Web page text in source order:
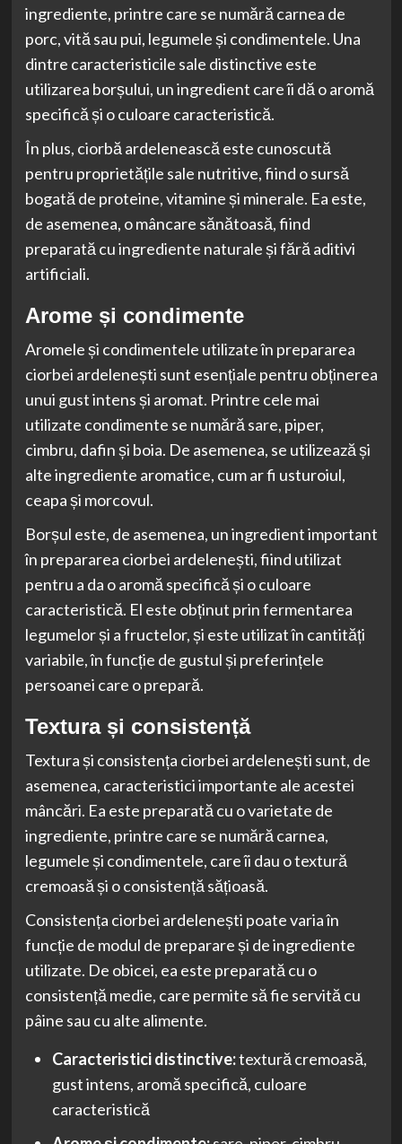
ingrediente, printre care se numără carnea de
porc, vită sau pui, legumele și condimentele. Una
dintre caracteristicile sale distinctive este
utilizarea borșului, un ingredient care îi dă o aromă
specifică și o culoare caracteristică.
În plus, ciorbă ardelenească este cunoscută
pentru proprietățile sale nutritive, fiind o sursă
bogată de proteine, vitamine și minerale. Ea este,
de asemenea, o mâncare sănătoasă, fiind
preparată cu ingrediente naturale și fără aditivi
artificiali.
Arome și condimente
Aromele și condimentele utilizate în prepararea
ciorbei ardelenești sunt esențiale pentru obținerea
unui gust intens și aromat. Printre cele mai
utilizate condimente se numără sare, piper,
cimbru, dafin și boia. De asemenea, se utilizează și
alte ingrediente aromatice, cum ar fi usturoiul,
ceapa și morcovul.
Borșul este, de asemenea, un ingredient important
în prepararea ciorbei ardelenești, fiind utilizat
pentru a da o aromă specifică și o culoare
caracteristică. El este obținut prin fermentarea
legumelor și a fructelor, și este utilizat în cantități
variabile, în funcție de gustul și preferințele
persoanei care o prepară.
Textura și consistență
Textura și consistența ciorbei ardelenești sunt, de
asemenea, caracteristici importante ale acestei
mâncări. Ea este preparată cu o varietate de
ingrediente, printre care se numără carnea,
legumele și condimentele, care îi dau o textură
cremoasă și o consistență sățioasă.
Consistența ciorbei ardelenești poate varia în
funcție de modul de preparare și de ingrediente
utilizate. De obicei, ea este preparată cu o
consistență medie, care permite să fie servită cu
pâine sau cu alte alimente.
Caracteristici distinctive:textură cremoasă,
gust intens, aromă specifică, culoare
caracteristică